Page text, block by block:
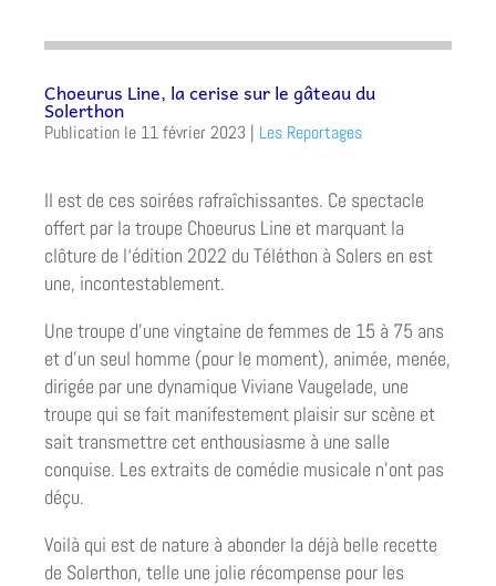
Choeurus Line, la cerise sur le gâteau du
Solerthon
11 février 2023 | Les Reportages
Il est de ces soirées rafraîchissantes. Ce spectacle
offert par la troupe Choeurus Line et marquant la
clôture de l‘édition 2022 du Téléthon à Solers en est
une, incontestablement.
Une troupe d’une vingtaine de femmes de 15 à 75 ans
et d’un seul homme (pour le moment), animée, menée,
dirigée par une dynamique Viviane Vaugelade, une
troupe qui se fait manifestement plaisir sur scène et
sait transmettre cet enthousiasme à une salle
conquise. Les extraits de comédie musicale n’ont pas
déçu.
Voilà qui est de nature à abonder la déjà belle recette
de Solerthon, telle une jolie récompense pour les